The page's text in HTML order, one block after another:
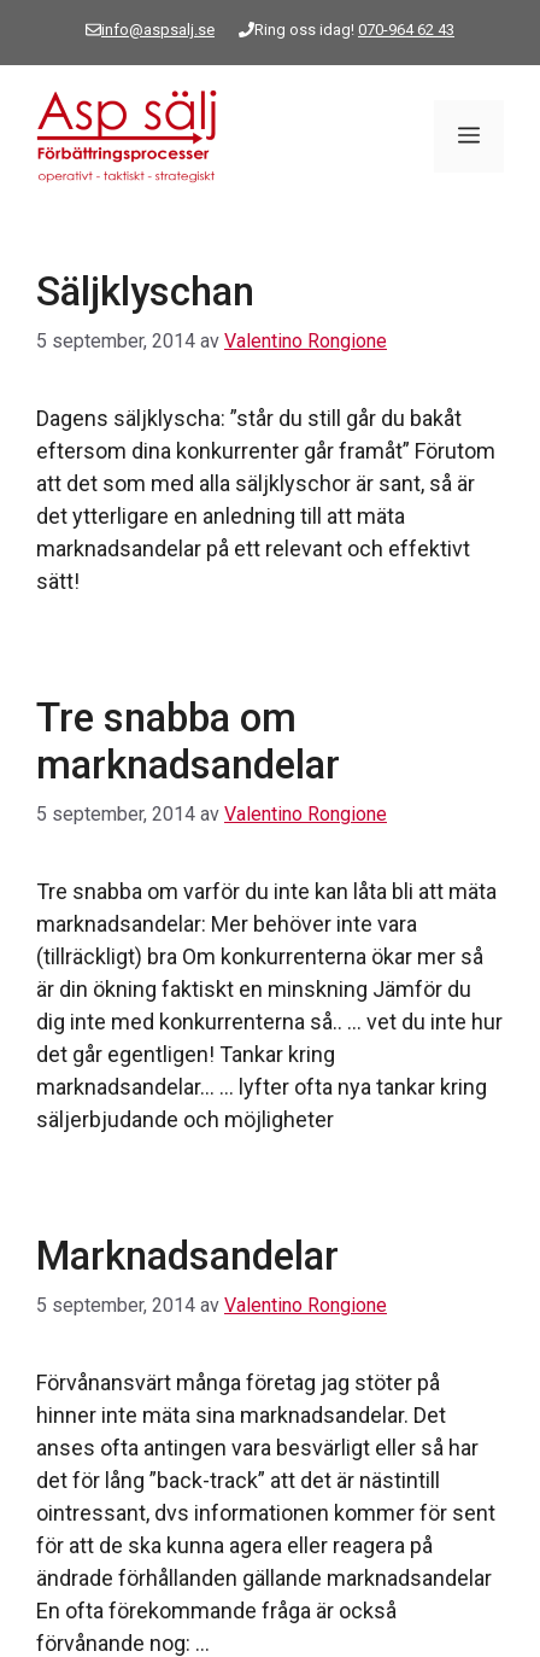
info@aspsalj.se Ring oss idag! 070-964 62 43
Meny
Säljklyschan
5 september, 2014 av Valentino Rongione
Dagens säljklyscha: ”står du still går du bakåt
eftersom dina konkurrenter går framåt” Förutom
att det som med alla säljklyschor är sant, så är
det ytterligare en anledning till att mäta
marknadsandelar på ett relevant och effektivt
sätt!
Tre snabba om
marknadsandelar
5 september, 2014 av Valentino Rongione
Tre snabba om varför du inte kan låta bli att mäta
marknadsandelar: Mer behöver inte vara
(tillräckligt) bra Om konkurrenterna ökar mer så
är din ökning faktiskt en minskning Jämför du
dig inte med konkurrenterna så.. … vet du inte hur
det går egentligen! Tankar kring
marknadsandelar… … lyfter ofta nya tankar kring
säljerbjudande och möjligheter
Marknadsandelar
5 september, 2014 av Valentino Rongione
Förvånansvärt många företag jag stöter på
hinner inte mäta sina marknadsandelar. Det
anses ofta antingen vara besvärligt eller så har
det för lång ”back-track” att det är nästintill
ointressant, dvs informationen kommer för sent
för att de ska kunna agera eller reagera på
ändrade förhållanden gällande marknadsandelar
En ofta förekommande fråga är också
förvånande nog: …